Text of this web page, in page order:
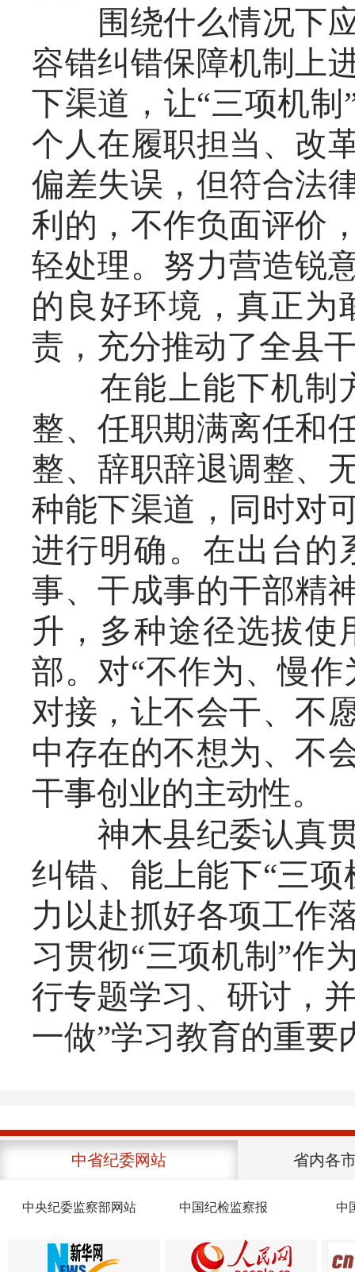
围绕什么情况下应
容错纠错保障机制上
下渠道，让“三项机
个人在履职担当、改
偏差失误，但符合法
利的，不作负面评价
轻处理。努力营造锐
的良好环境，真正为
责，充分推动了全县
在能上能下机制方
整、任职期满离任和
整、辞职辞退调整、
种能下渠道，同时对
进行明确。在出台的
事、干成事的干部精
升，多种途径选拔使
部。对“不作为、慢
对接，让不会干、不
中存在的不想为、不
干事创业的主动性。
神木县纪委认真贯
纠错、能上能下“三
力以赴抓好各项工作
习贯彻“三项机制”作
行专题学习、研讨，
一做”学习教育的重
中省纪委网站 省内各
中央纪委监察部网站 中国纪检监察报 中